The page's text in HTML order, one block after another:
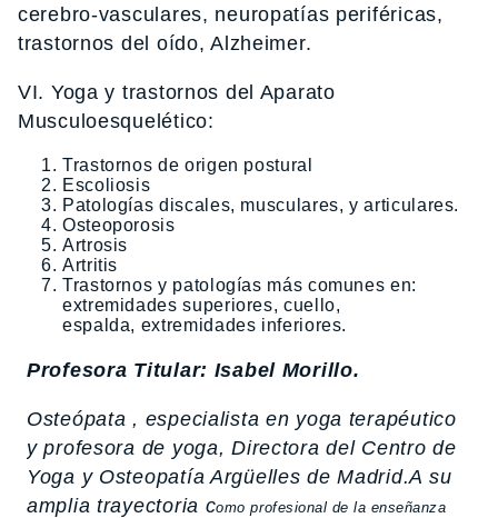
cerebro-vasculares, neuropatías periféricas,
trastornos del oído, Alzheimer.
VI. Yoga y trastornos del Aparato
Musculoesquelético:
Trastornos de origen postural
Escoliosis
Patologías discales, musculares, y articulares.
Osteoporosis
Artrosis
Artritis
Trastornos y patologías más comunes en:
extremidades superiores, cuello,
espalda, extremidades inferiores.
Profesora Titular: Isabel Morillo.
Osteópata , especialista en yoga terapéutico
y profesora de yoga, Directora del Centro de
Yoga y Osteopatía Argüelles de Madrid.A su
amplia trayectoria como profesional de la enseñanza